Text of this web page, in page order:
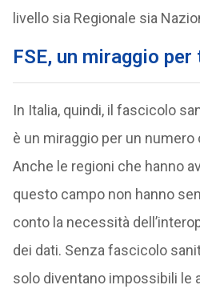
livello sia Regionale sia
FSE, un miraggio
In Italia, quindi, il fascicolo
è un miraggio per un
Anche le regioni che hanno
questo campo non hanno
conto la necessità
dei dati. Senza fascicolo
solo diventano impossibili le